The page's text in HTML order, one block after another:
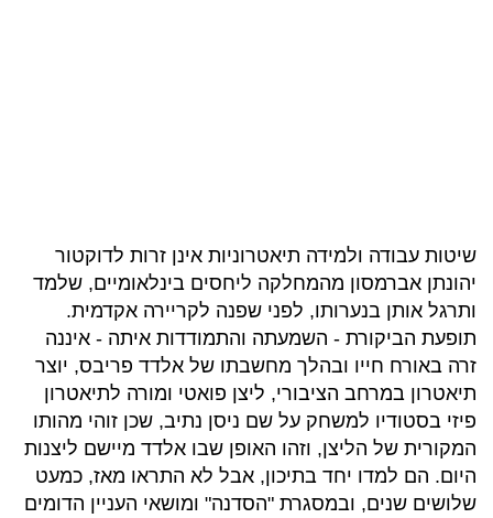
שיטות עבודה ולמידה תיאטרוניות אינן זרות לדוקטור
יהונתן אברמסון מהמחלקה ליחסים בינלאומיים, שלמד
ותרגל אותן בנערותו, לפני שפנה לקריירה אקדמית.
תופעת הביקורת - השמעתה והתמודדות איתה - איננה
זרה באורח חייו ובהלך מחשבתו של אלדד פריבס, יוצר
תיאטרון במרחב הציבורי, ליצן פואטי ומורה לתיאטרון
פיזי בסטודיו למשחק על שם ניסן נתיב, שכן זוהי מהותו
המקורית של הליצן, וזהו האופן שבו אלדד מיישם ליצנות
היום. הם למדו יחד בתיכון, אבל לא התראו מאז, כמעט
שלושים שנים, ובמסגרת "הסדנה" ומושאי העניין הדומים